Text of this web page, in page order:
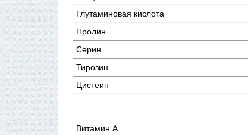
Глутаминовая кислота
Пролин
Серин
Тирозин
Цистеин
Витамин А